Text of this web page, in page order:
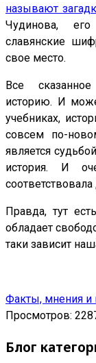
называют
Чудинова,
славянские
свое место.
Все
историю. И
учебниках,
совсем по-
является
история. И
Правда, тут
обладает
таки зависит
Факты, мнения и
Просмотров:
Блог